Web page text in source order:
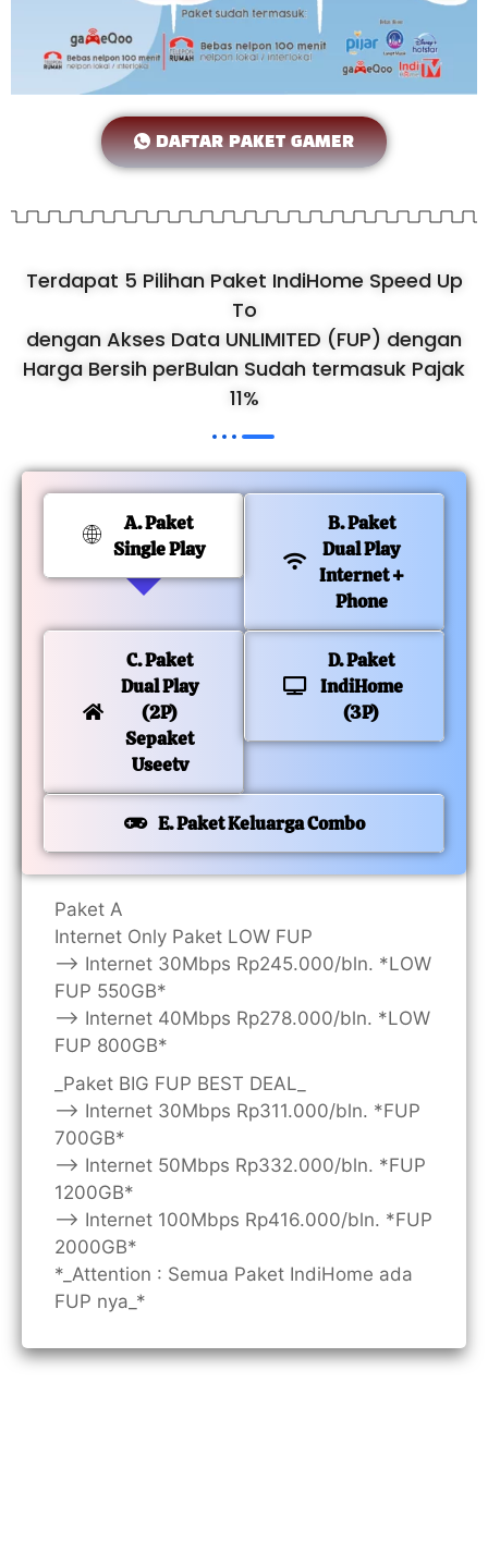
DAFTAR PAKET GAMER
Terdapat 5 Pilihan Paket IndiHome Speed Up
To
dengan Akses Data UNLIMITED (FUP) dengan
Harga Bersih perBulan Sudah termasuk Pajak
11%
A. Paket
Single Play
B. Paket
Dual Play
Internet +
Phone
C. Paket
Dual Play
(2P)
Sepaket
Useetv
D. Paket
IndiHome
(3P)
E. Paket Keluarga Combo
Paket A
Internet Only Paket LOW FUP
—> Internet 30Mbps Rp245.000/bln. *LOW
FUP 550GB*
—> Internet 40Mbps Rp278.000/bln. *LOW
FUP 800GB*
_Paket BIG FUP BEST DEAL_
—> Internet 30Mbps Rp311.000/bln. *FUP
700GB*
—> Internet 50Mbps Rp332.000/bln. *FUP
1200GB*
—> Internet 100Mbps Rp416.000/bln. *FUP
2000GB*
*_Attention : Semua Paket IndiHome ada
FUP nya_*